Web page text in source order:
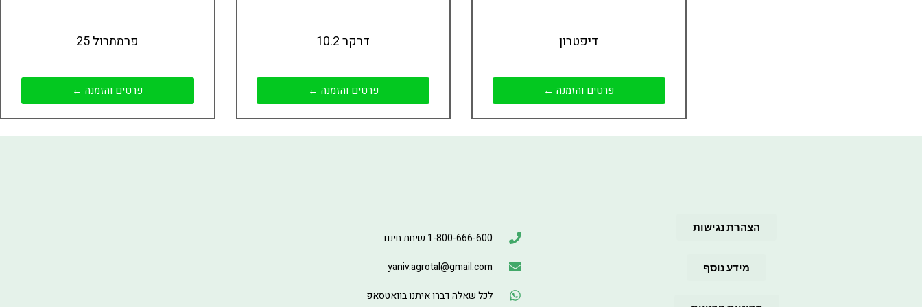
דיפטרון
פרטים והזמנה ←
דרקר 10.2
פרטים והזמנה ←
פרמתרול 25
פרטים והזמנה ←
הצהרת נגישות
מידע נוסף
1-800-666-600 שיחת חינם
yaniv.agrotal@gmail.com
לכל שאלה דברו איתנו בוואטסאפ